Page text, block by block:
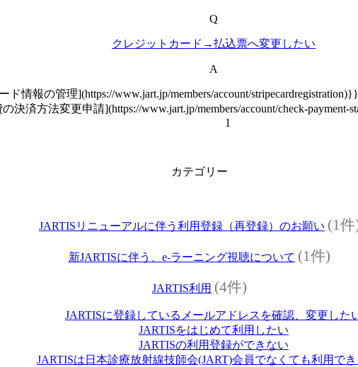
Q
クレジットカード→払込票へ変更したい
A
報の管理](https://www.jart.jp/members/account/
済方法変更申請](https://www.jart.jp/members/account/check-
1
カテゴリー
JARTISリニューアルに伴う利用登録（再登録）のお願い (1件
新JARTISに伴う、e-ラーニング視聴について (1件)
JARTIS利用 (4件)
JARTISに登録しているメールアドレスを確認、変更した
JARTISをはじめて利用したい
JARTISの利用登録ができない
JARTISは日本診療放射線技師会(JART)会員でなくても利用で